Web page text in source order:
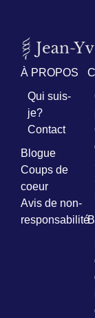
À PROPOS
Qui suis-
je?
Contact
Blogue
Coups de
coeur
Avis de non-
responsabilité